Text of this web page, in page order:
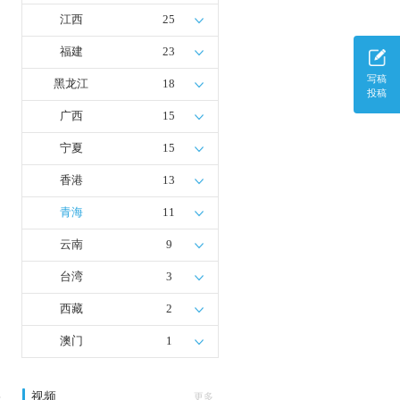
写稿
投稿
江西 25
福建 23
黑龙江 18
广西 15
宁夏 15
香港 13
青海 11
云南 9
台湾 3
西藏 2
澳门 1
视频 更多